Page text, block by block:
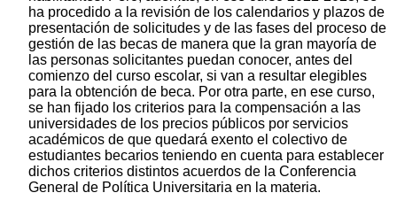
ha procedido a la revisión de los calendarios y plazos de
presentación de solicitudes y de las fases del proceso de
gestión de las becas de manera que la gran mayoría de
las personas solicitantes puedan conocer, antes del
comienzo del curso escolar, si van a resultar elegibles
para la obtención de beca. Por otra parte, en ese curso,
se han fijado los criterios para la compensación a las
universidades de los precios públicos por servicios
académicos de que quedará exento el colectivo de
estudiantes becarios teniendo en cuenta para establecer
dichos criterios distintos acuerdos de la Conferencia
General de Política Universitaria en la materia.